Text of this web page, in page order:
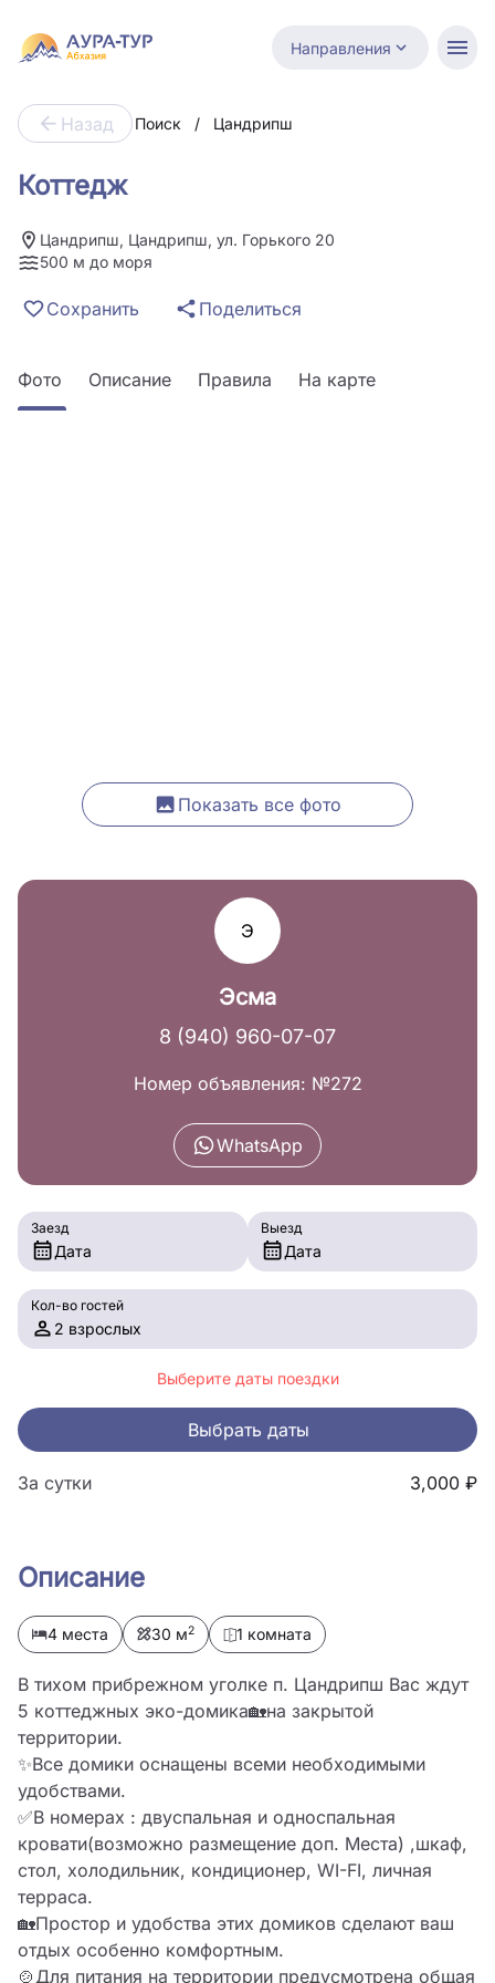
Направления
Назад Поиск / Цандрипш
Коттедж
Цандрипш, Цандрипш, ул. Горького 20
500 м до моря
Сохранить Поделиться
Фото Описание Правила На карте
Показать все фото
Описание
4 места 30 м2 1 комната
В тихом прибрежном уголке п. Цандрипш Вас ждут
5 коттеджных эко-домика🏡на закрытой
территории.
✨Все домики оснащены всеми необходимыми
удобствами.
✅В номерах : двуспальная и односпальная
кровати(возможно размещение доп. Места) ,шкаф,
стол, холодильник, кондиционер, WI-FI, личная
терраса.
🏡Простор и удобства этих домиков сделают ваш
отдых особенно комфортным.
🍲Для питания на территории предусмотрена общая
Э
Эсма
8 (940) 960-07-07
Номер объявления: №272
WhatsApp
Заезд
Дата
Выезд
Дата
Кол-во гостей
2 взрослых
Выберите даты поездки
Выбрать даты
За сутки 3,000 ₽